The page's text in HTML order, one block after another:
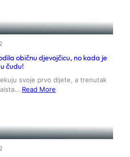
običnu djevojčicu, no kada je
čudu!
svoje prvo dijete, a trenutak
Read More